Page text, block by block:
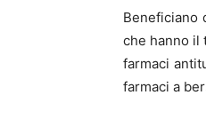
Beneficiano
che hanno il
farmaci
farmaci a